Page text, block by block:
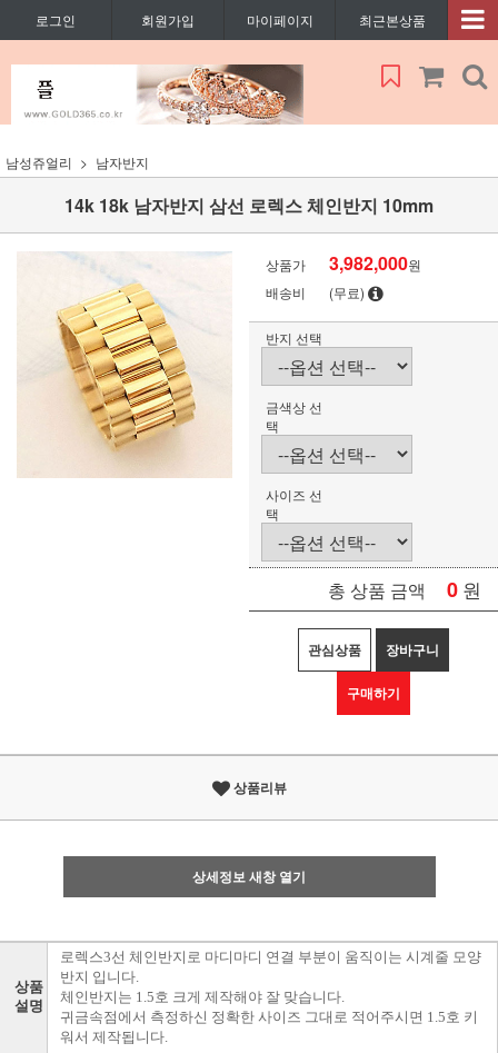
로그인 회원가입 마이페이지 최근본상품
남성쥬얼리 남자반지
14k 18k 남자반지 삼선 로렉스 체인반지 10mm
상품가 3,982,000원
배송비
(무료)
반지 선택
금색상 선
택
사이즈 선
택
총 상품 금액 0 원
관심상품 장바구니
구매하기
상품리뷰
상세정보 새창 열기
상품
설명
로렉스3선 체인반지로 마디마디 연결 부분이 움직이는 시계줄 모양
반지 입니다.
체인반지는 1.5호 크게 제작해야 잘 맞습니다.
귀금속점에서 측정하신 정확한 사이즈 그대로 적어주시면 1.5호 키
워서 제작됩니다.